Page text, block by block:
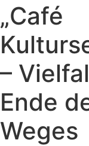
„Café
–
Ende
Weges